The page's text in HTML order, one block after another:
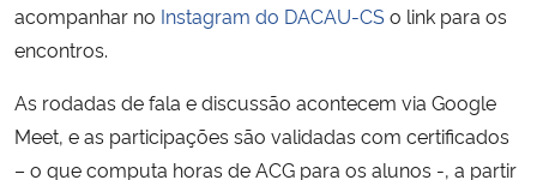
Advocacia-Geral da União
Banco Central do Brasil
acompanhar no Instagram do DACAU-CSo link para os
encontros.
As rodadas de fala e discussão acontecem via Google
Meet, e as participações são validadas com certificados
– o que computa horas de ACG para os alunos -, a partir